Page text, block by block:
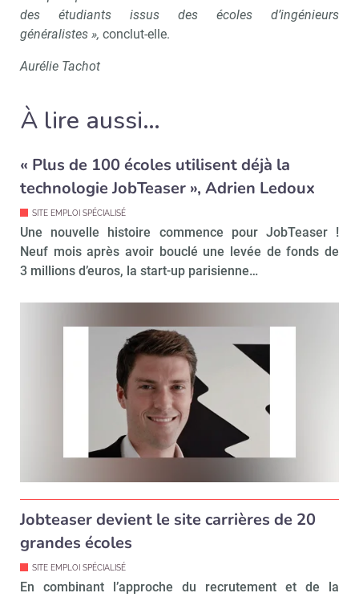
des étudiants issus des écoles d’ingénieurs
généralistes », conclut-elle.
Aurélie Tachot
À lire aussi…
« Plus de 100 écoles utilisent déjà la
technologie JobTeaser », Adrien Ledoux
SITE EMPLOI SPÉCIALISÉ
Une nouvelle histoire commence pour JobTeaser !
Neuf mois après avoir bouclé une levée de fonds de
3 millions d’euros, la start-up parisienne…
Jobteaser devient le site carrières de 20
grandes écoles
SITE EMPLOI SPÉCIALISÉ
En combinant l’approche du recrutement et de la
Recevoir RH Matin
Valider
Non merci, je reçois déjà
Je déciderai plus